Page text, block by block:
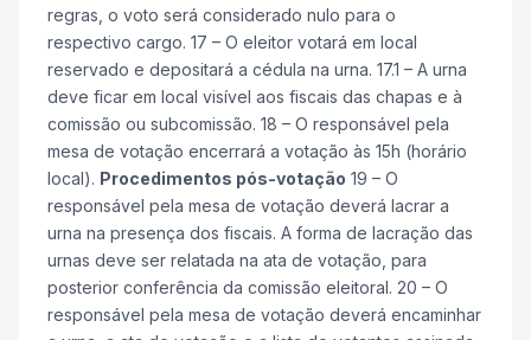
regras, o voto será considerado nulo para o
respectivo cargo. 17 – O eleitor votará em local
reservado e depositará a cédula na urna. 17.1 – A urna
deve ficar em local visível aos fiscais das chapas e à
comissão ou subcomissão. 18 – O responsável pela
mesa de votação encerrará a votação às 15h (horário
local). Procedimentos pós-votação 19 – O
responsável pela mesa de votação deverá lacrar a
urna na presença dos fiscais. A forma de lacração das
urnas deve ser relatada na ata de votação, para
posterior conferência da comissão eleitoral. 20 – O
responsável pela mesa de votação deverá encaminhar